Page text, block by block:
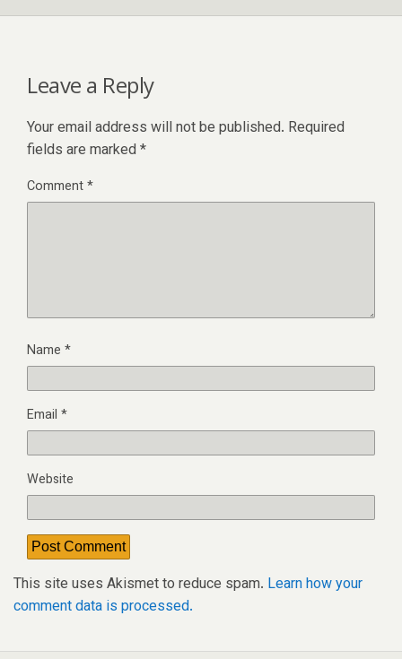
Leave a Reply
Your email address will not be published. Required
fields are marked *
Comment*
Name *
Email *
Website
This site uses Akismet to reduce spam. Learn how your
comment data is processed.